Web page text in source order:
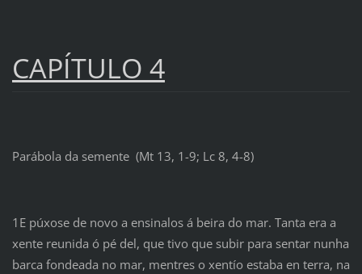
CAPÍTULO 4
Parábola da semente (Mt 13, 1-9; Lc 8, 4-8)
1E púxose de novo a ensinalos á beira do mar. Tanta era a
xente reunida ó pé del, que tivo que subir para sentar nunha
barca fondeada no mar, mentres o xentío estaba en terra, na